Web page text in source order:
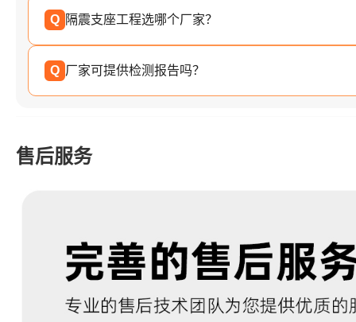
Q 隔震支座工程选哪个厂家？
Q 厂家可提供检测报告吗？
售后服务